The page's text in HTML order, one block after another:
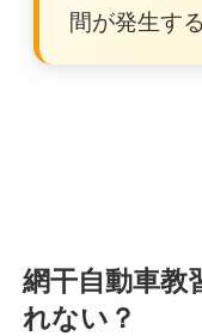
間が発生す
網干自動車教
れない？